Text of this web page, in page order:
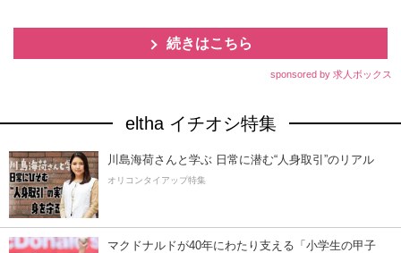
続きはこちら
sponsored by 求人ボックス
eltha イチオシ特集
川島海荷さんと学ぶ 日常に潜む“人身取引”のリアル
オリコンタイアップ特集
マクドナルドが40年にわたり支える「小学生の甲子